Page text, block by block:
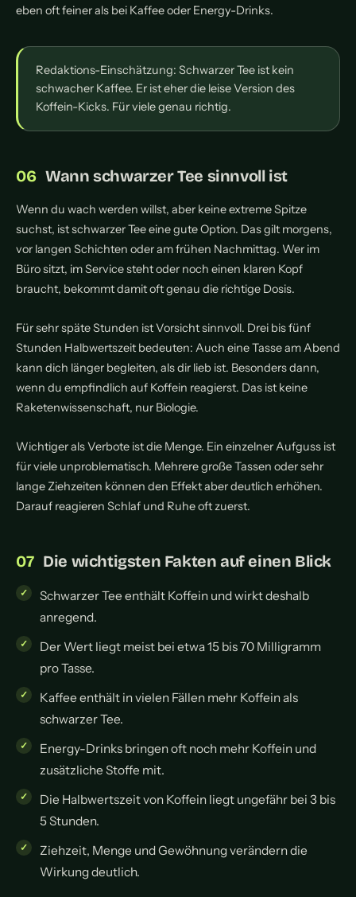
eben oft feiner als bei Kaffee oder Energy-Drinks.
Redaktions-Einschätzung: Schwarzer Tee ist kein
schwacher Kaffee. Er ist eher die leise Version des
Koffein-Kicks. Für viele genau richtig.
Wann schwarzer Tee sinnvoll ist
Wenn du wach werden willst, aber keine extreme Spitze
suchst, ist schwarzer Tee eine gute Option. Das gilt morgens,
vor langen Schichten oder am frühen Nachmittag. Wer im
Büro sitzt, im Service steht oder noch einen klaren Kopf
braucht, bekommt damit oft genau die richtige Dosis.
Für sehr späte Stunden ist Vorsicht sinnvoll. Drei bis fünf
Stunden Halbwertszeit bedeuten: Auch eine Tasse am Abend
kann dich länger begleiten, als dir lieb ist. Besonders dann,
wenn du empfindlich auf Koffein reagierst. Das ist keine
Raketenwissenschaft, nur Biologie.
Wichtiger als Verbote ist die Menge. Ein einzelner Aufguss ist
für viele unproblematisch. Mehrere große Tassen oder sehr
lange Ziehzeiten können den Effekt aber deutlich erhöhen.
Darauf reagieren Schlaf und Ruhe oft zuerst.
Die wichtigsten Fakten auf einen Blick
Schwarzer Tee enthält Koffein und wirkt deshalb
anregend.
Der Wert liegt meist bei etwa 15 bis 70 Milligramm
pro Tasse.
Kaffee enthält in vielen Fällen mehr Koffein als
schwarzer Tee.
Energy-Drinks bringen oft noch mehr Koffein und
zusätzliche Stoffe mit.
Die Halbwertszeit von Koffein liegt ungefähr bei 3 bis
5 Stunden.
Ziehzeit, Menge und Gewöhnung verändern die
Wirkung deutlich.